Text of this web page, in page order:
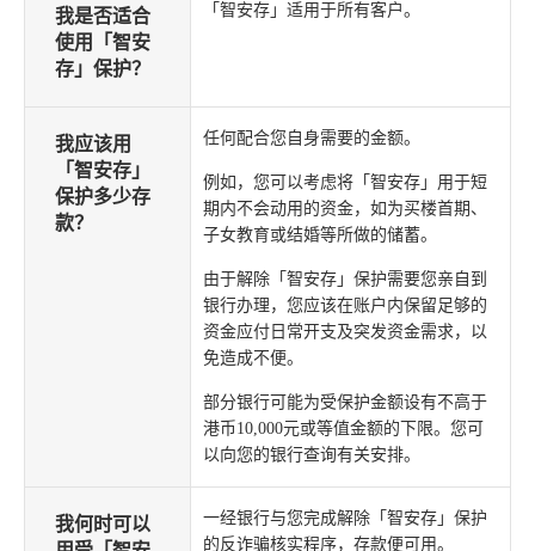
我是否适合
使用「智安
存」保护？
「智安存」适用于所有客户。
我应该用
「智安存」
保护多少存
款？
任何配合您自身需要的金额。
例如，您可以考虑将「智安存」用于短
期内不会动用的资金，如为买楼首期、
子女教育或结婚等所做的储蓄。
由于解除「智安存」保护需要您亲自到
银行办理，您应该在账户内保留足够的
资金应付日常开支及突发资金需求，以
免造成不便。
部分银行可能为受保护金额设有不高于
港币10,000元或等值金额的下限。您可
以向您的银行查询有关安排。
我何时可以
一经银行与您完成解除「智安存」保护
的反诈骗核实程序，存款便可用。